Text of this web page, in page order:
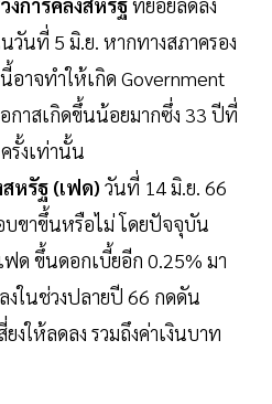
วันที่ 5 มิ.ย. หากทางสภาครอง
าจทำให้เกิด Government
กาสเกิดขึ้นน้อยมากซึ่ง 33 ปีที่
รั้งเท่านั้น
หรัฐ (เฟด) วันที่ 14 มิ.ย. 66
บขาขึ้นหรือไม่ โดยปัจจุบัน
ฟด ขึ้นดอกเบี้ยอีก 0.25% มา
งในช่วงปลายปี 66 กดดัน
ให้ลดลง รวมถึงค่าเงินบาท